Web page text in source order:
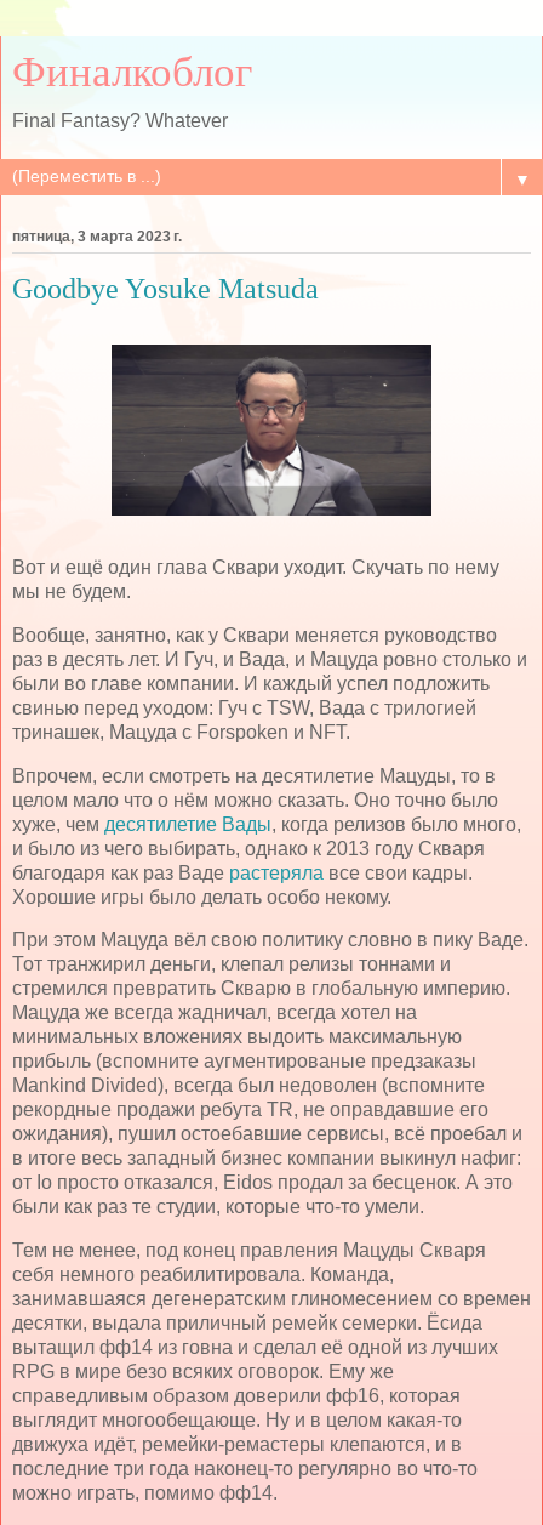
Финалкоблог
Final Fantasy? Whatever
▼
пятница, 3 марта 2023 г.
Goodbye Yosuke Matsuda
Вот и ещё один глава Сквари уходит. Скучать по нему
мы не будем.
Вообще, занятно, как у Сквари меняется руководство
раз в десять лет. И Гуч, и Вада, и Мацуда ровно столько и
были во главе компании. И каждый успел подложить
свинью перед уходом: Гуч с TSW, Вада с трилогией
тринашек, Мацуда с Forspoken и NFT.
Впрочем, если смотреть на десятилетие Мацуды, то в
целом мало что о нём можно сказать. Оно точно было
хуже, чем десятилетие Вады, когда релизов было много,
и было из чего выбирать, однако к 2013 году Скваря
благодаря как раз Ваде растеряла все свои кадры.
Хорошие игры было делать особо некому.
При этом Мацуда вёл свою политику словно в пику Ваде.
Тот транжирил деньги, клепал релизы тоннами и
стремился превратить Скварю в глобальную империю.
Мацуда же всегда жадничал, всегда хотел на
минимальных вложениях выдоить максимальную
прибыль (вспомните аугментированые предзаказы
Mankind Divided), всегда был недоволен (вспомните
рекордные продажи ребута TR, не оправдавшие его
ожидания), пушил остоебавшие сервисы, всё проебал и
в итоге весь западный бизнес компании выкинул нафиг:
от Io просто отказался, Eidos продал за бесценок. А это
были как раз те студии, которые что-то умели.
Тем не менее, под конец правления Мацуды Скваря
себя немного реабилитировала. Команда,
занимавшаяся дегенератским глиномесением со времен
десятки, выдала приличный ремейк семерки. Ёсида
вытащил фф14 из говна и сделал её одной из лучших
RPG в мире безо всяких оговорок. Ему же
справедливым образом доверили фф16, которая
выглядит многообещающе. Ну и в целом какая-то
движуха идёт, ремейки-ремастеры клепаются, и в
последние три года наконец-то регулярно во что-то
можно играть, помимо фф14.